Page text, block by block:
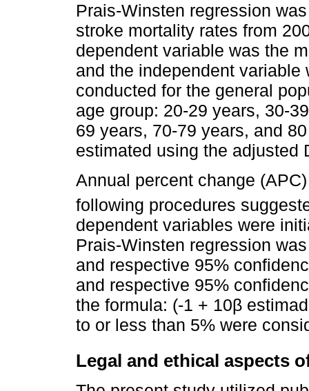
Prais-Winsten regression
stroke mortality rates from
dependent variable was the
and the independent
conducted for the general
age group: 20-29 years, 30-
69 years, 70-79 years, and
estimated using the adjusted
Annual percent change
following procedures
dependent variables were
Prais-Winsten regression
and respective 95%
and respective 95%
the formula: (-1 + 10β
to or less than 5% were
Legal and ethical aspects